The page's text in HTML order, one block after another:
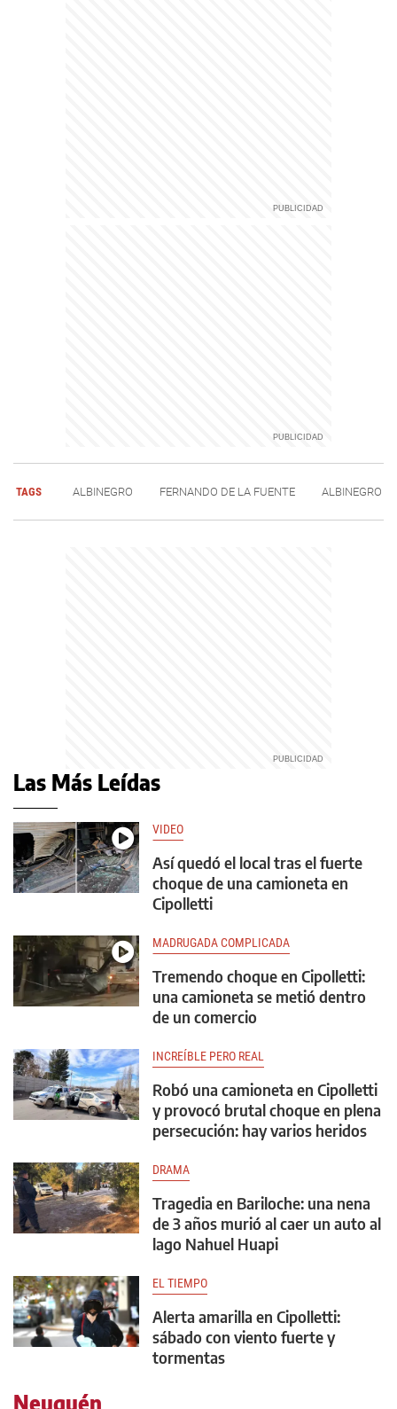
TAGS ALBINEGRO FERNANDO DE LA FUENTE ALBINEGRO
Las Más Leídas
VIDEO
Así quedó el local tras el fuerte
choque de una camioneta en
Cipolletti
MADRUGADA COMPLICADA
Tremendo choque en Cipolletti:
una camioneta se metió dentro
de un comercio
INCREÍBLE PERO REAL
Robó una camioneta en Cipolletti
y provocó brutal choque en plena
persecución: hay varios heridos
DRAMA
Tragedia en Bariloche: una nena
de 3 años murió al caer un auto al
lago Nahuel Huapi
EL TIEMPO
Alerta amarilla en Cipolletti:
sábado con viento fuerte y
tormentas
Neuquén